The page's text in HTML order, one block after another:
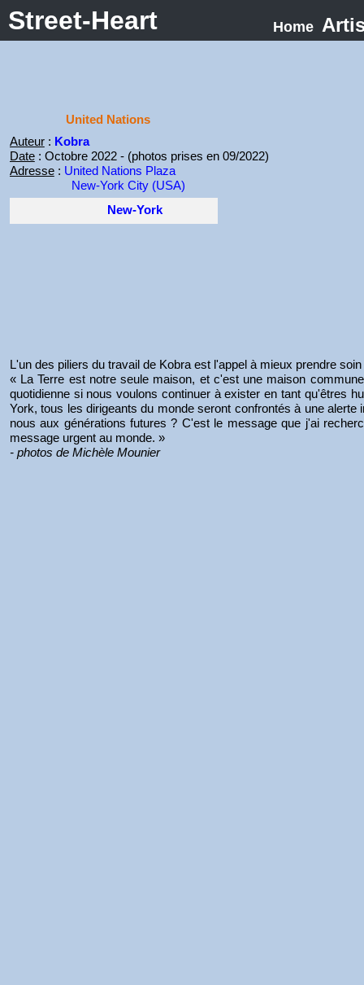
Street-Heart Home
United Nations
Auteur: Kobra
Date: Octobre 2022 - (photos prises en 09/2022)
Adresse: United Nations Plaza
New-York City (USA)
New-York
L'un des piliers du travail de Kobra est l'appel à mieux prendre
« La Terre est notre seule maison, et c'est une maison
quotidienne si nous voulons continuer à exister en tant qu'êtres
York, tous les dirigeants du monde seront confrontés à une
nous aux générations futures ? C'est le message que j'ai
message urgent au monde. »
- photos de Michèle Mounier